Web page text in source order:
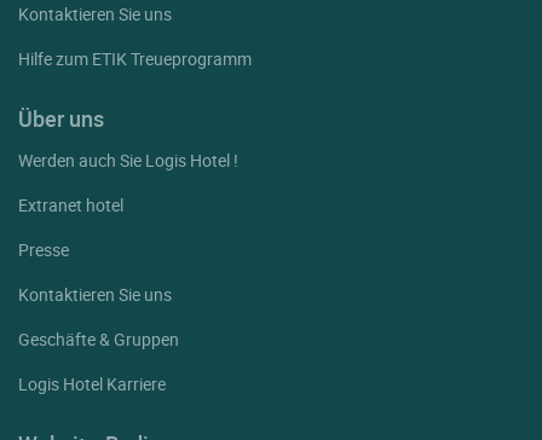
Kontaktieren Sie uns
Hilfe zum ETIK Treueprogramm
Über uns
Werden auch Sie Logis Hotel !
Extranet hotel
Presse
Kontaktieren Sie uns
Geschäfte & Gruppen
Logis Hotel Karriere